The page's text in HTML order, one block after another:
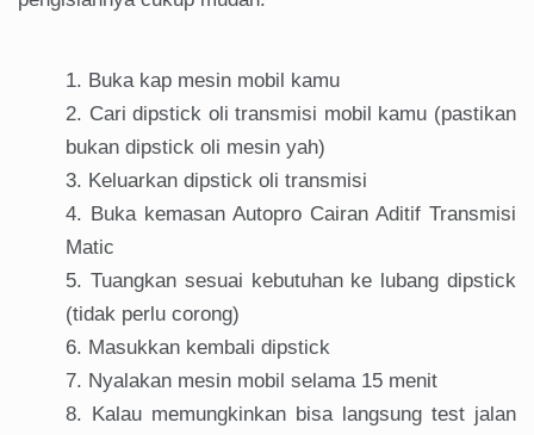
Buka kap mesin mobil kamu
Cari dipstick oli transmisi mobil kamu (pastikan
bukan dipstick oli mesin yah)
Keluarkan dipstick oli transmisi
Buka kemasan Autopro Cairan Aditif Transmisi
Matic
Tuangkan sesuai kebutuhan ke lubang dipstick
(tidak perlu corong)
Masukkan kembali dipstick
Nyalakan mesin mobil selama 15 menit
Kalau memungkinkan bisa langsung test jalan